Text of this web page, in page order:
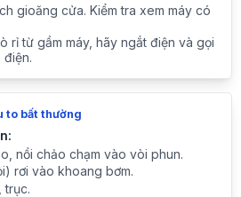
gioăng cửa. Kiểm tra xem máy có
rỉ từ gầm máy, hãy ngắt điện và gọi
to bất thường
nồi chảo chạm vào vòi phun.
rơi vào khoang bơm.
trục.